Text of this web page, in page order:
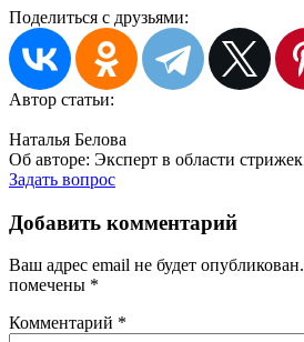
Поделиться с друзьями:
Автор статьи:
Наталья Белова
Об авторе: Эксперт в области стрижек
Задать вопрос
Добавить комментарий
Ваш адрес email не будет опубликован.
помечены *
Комментарий *